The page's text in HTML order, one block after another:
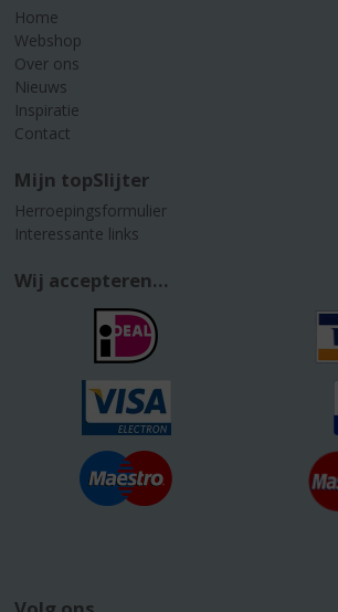
Home
Webshop
Over ons
Nieuws
Inspiratie
Contact
Mijn topSlijter
Herroepingsformulier
Interessante links
Wij accepteren...